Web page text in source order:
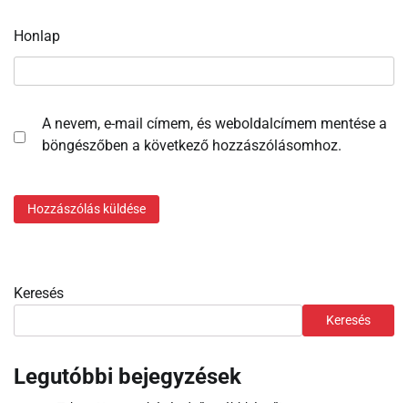
Honlap
A nevem, e-mail címem, és weboldalcímem mentése a
böngészőben a következő hozzászólásomhoz.
Keresés
Keresés
Legutóbbi bejegyzések